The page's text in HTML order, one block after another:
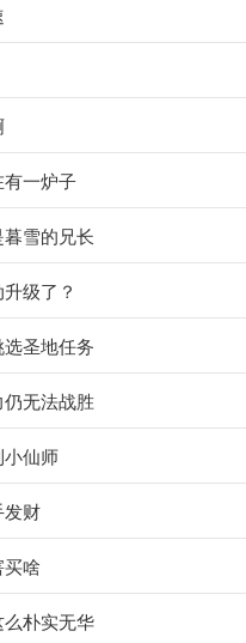
一炉子
雪的兄长
级了？
圣地任务
无法战胜
仙师
发财
啥
朴实无华